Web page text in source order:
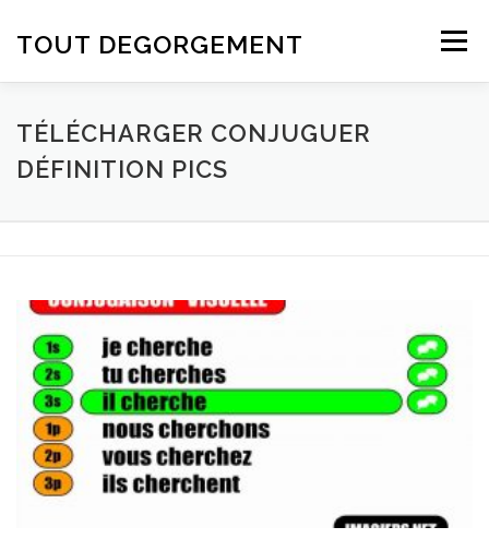
TOUT DEGORGEMENT Menu
TÉLÉCHARGER CONJUGUER
DÉFINITION PICS